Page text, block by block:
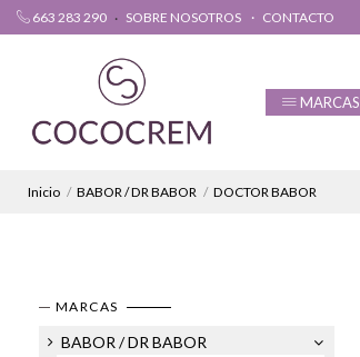
663 283 290 SOBRE NOSOTROS CONTACTO
MARCAS
Inicio BABOR / DR BABOR DOCTOR BABOR
MARCAS
BABOR / DR BABOR